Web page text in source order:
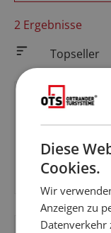
2 Ergebnisse
CPL
Regulärer
Diese
Cookies.
Wir
Anzeigen zu
Datenverkehr